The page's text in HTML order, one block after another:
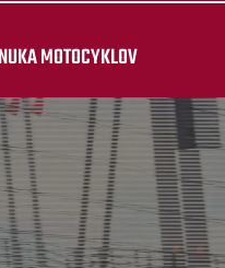
MOTOCYKLOV